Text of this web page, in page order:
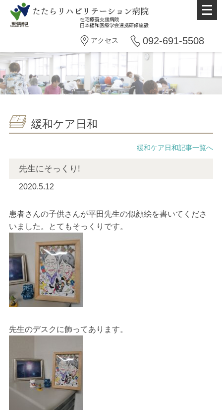
メ
ニ
ー
開
092-691-5508
アクセス
緩和ケア日和
緩和ケア日和記事一覧へ
先生にそっくり!
2020.5.12
患者さんの子供さんが平田先生の似顔絵を書いてくださ
いました。とてもそっくりです。
先生のデスクに飾ってあります。